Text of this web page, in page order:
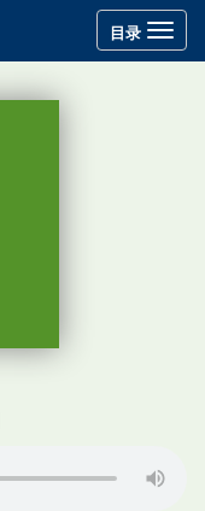
Toggle
navigation
目录